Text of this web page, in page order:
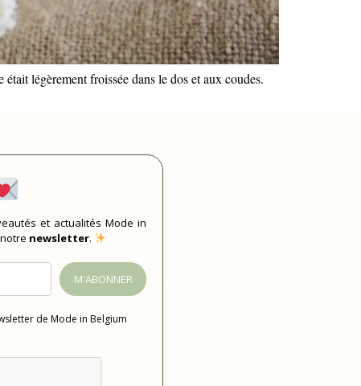
légèrement froissée dans le dos et aux coudes.
et actualités Mode in
newsletter.
M'ABONNER
de Mode in Belgium